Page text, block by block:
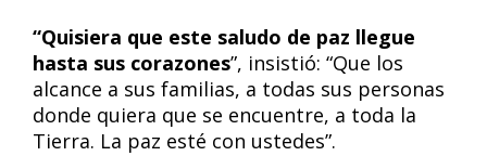
“Quisiera que este saludo de paz llegue
hasta sus corazones”, insistió: “Que los
alcance a sus familias, a todas sus personas
donde quiera que se encuentre, a toda la
Tierra. La paz esté con ustedes”.